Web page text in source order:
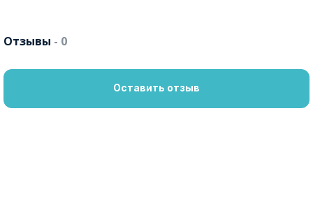
Отзывы - 0
Оставить отзыв